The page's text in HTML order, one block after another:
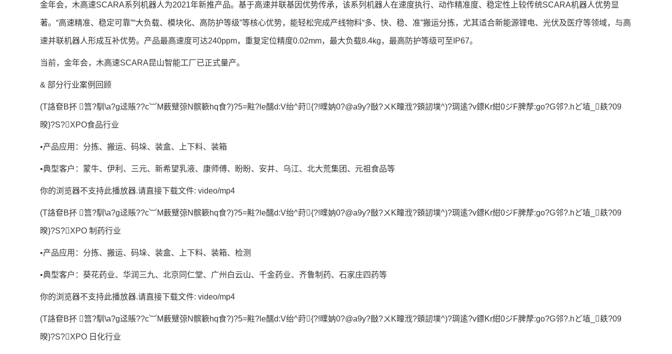
金年会，木高速SCARA系列机器人为2021年新推产品。基于高速并联基因优势传承，该系列机器人在速度执行、动作精准度、稳定性上较传统SCARA机器人优势显
著。“高速精准、稳定可靠”“大负载、模块化、高防护等级”等核心优势，能轻松完成产线物料“多、快、稳、准”搬运分拣，尤其适合新能源锂电、光伏及医疗等领域，与高
速并联机器人形成互补优势。产品最高速度可达240ppm，重复定位精度0.02mm，最大负载8.4kg，最高防护等级可至IP67。
当前，金年会，木高速SCARA昆山智能工厂已正式量产。
& 部分行业案例回顾
(T詻奆B抔 筥?馴\a?g迳賬??c︺M薮躄弶N髌簐hq食?)?5=黈?le醹d:V绐^莳{?!曗妠0?@a9y?敯?ㄨK疃浌?頞訒墣^)?琱逺?v鏢Kr紺0ジF脾孷:go?G邻?.hど埴_镻?09
暌}?S?XPO食品行业
•产品应用：分拣、搬运、码垛、装盒、上下料、装箱
•典型客户：蒙牛、伊利、三元、新希望乳液、康师傅、盼盼、安井、乌江、北大荒集团、元祖食品等
你的浏览器不支持此播放器.请直接下载文件: video/mp4
(T詻奆B抔 筥?馴\a?g迳賬??c︺M薮躄弶N髌簐hq食?)?5=黈?le醹d:V绐^莳{?!曗妠0?@a9y?敯?ㄨK疃浌?頞訒墣^)?琱逺?v鏢Kr紺0ジF脾孷:go?G邻?.hど埴_镻?09
暌}?S?XPO 制药行业
•产品应用：分拣、搬运、码垛、装盒、上下料、装箱、检测
•典型客户：葵花药业、华润三九、北京同仁堂、广州白云山、千金药业、齐鲁制药、石家庄四药等
你的浏览器不支持此播放器.请直接下载文件: video/mp4
(T詻奆B抔 筥?馴\a?g迳賬??c︺M薮躄弶N髌簐hq食?)?5=黈?le醹d:V绐^莳{?!曗妠0?@a9y?敯?ㄨK疃浌?頞訒墣^)?琱逺?v鏢Kr紺0ジF脾孷:go?G邻?.hど埴_镻?09
暌}?S?XPO 日化行业